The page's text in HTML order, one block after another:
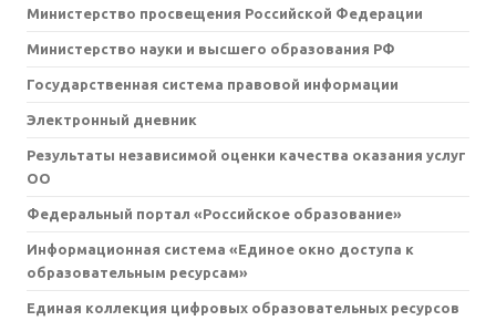
Министерство просвещения Российской Федерации
Министерство науки и высшего образования РФ
Государственная система правовой информации
Электронный дневник
Результаты независимой оценки качества оказания услуг
ОО
Федеральный портал «Российское образование»
Информационная система «Единое окно доступа к
образовательным ресурсам»
Единая коллекция цифровых образовательных ресурсов